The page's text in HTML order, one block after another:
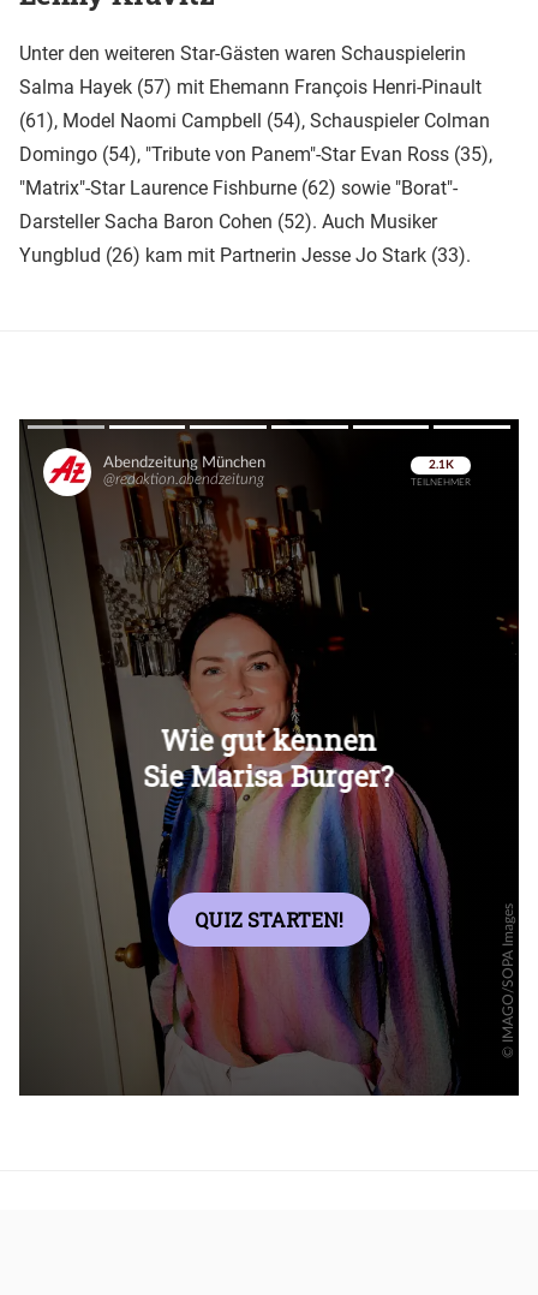
Unter den weiteren Star-Gästen waren Schauspielerin
Salma Hayek (57) mit Ehemann François Henri-Pinault
(61), Model Naomi Campbell (54), Schauspieler Colman
Domingo (54), "Tribute von Panem"-Star Evan Ross (35),
"Matrix"-Star Laurence Fishburne (62) sowie "Borat"-
Darsteller Sacha Baron Cohen (52). Auch Musiker
Yungblud (26) kam mit Partnerin Jesse Jo Stark (33).
Überspringen